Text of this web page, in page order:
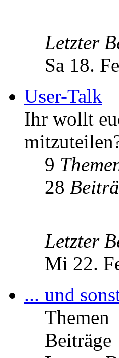
Letzter
Sa 18.
User-Talk
Ihr wollt
9
28
Letzter
Mi 22.
... und
Themen
Beiträge